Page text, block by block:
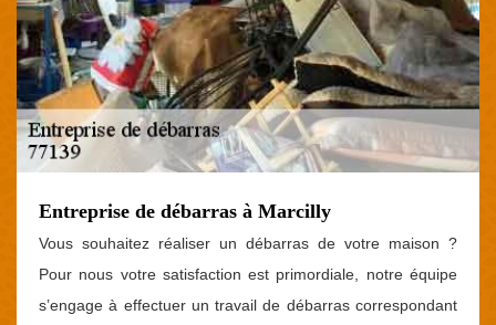
Entreprise de débarras à Marcilly
Vous souhaitez réaliser un débarras de votre maison ?
Pour nous votre satisfaction est primordiale, notre équipe
s’engage à effectuer un travail de débarras correspondant